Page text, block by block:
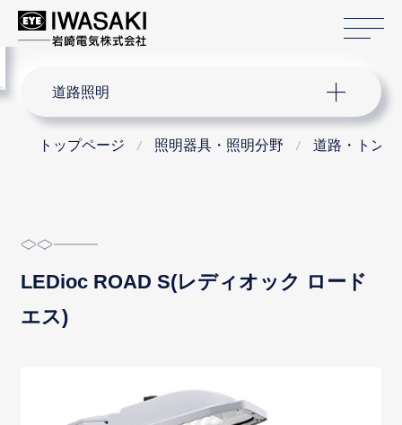
道路照明
トップページ 照明器具・照明分野 道路・トン
LEDioc ROAD S(レディオック ロード
エス)
menu